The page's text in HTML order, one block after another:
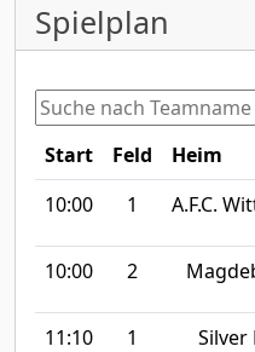
Spielplan
Start Feld Heim
10:00
1 A.F.C.
10:00 2
11:10 1 Silver